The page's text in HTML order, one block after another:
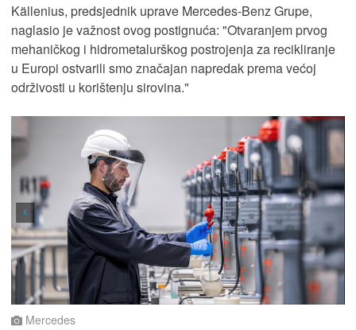
Källenius, predsjednik uprave Mercedes-Benz Grupe,
naglasio je važnost ovog postignuća: "Otvaranjem prvog
mehaničkog i hidrometalurškog postrojenja za recikliranje
u Europi ostvarili smo značajan napredak prema većoj
održivosti u korištenju sirovina."
Mercedes